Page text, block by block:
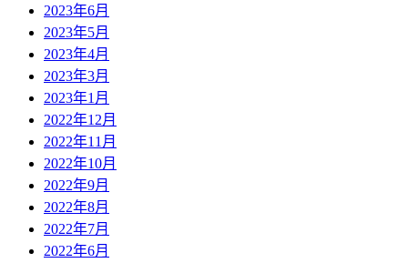
2023年6月
2023年5月
2023年4月
2023年3月
2023年1月
2022年12月
2022年11月
2022年10月
2022年9月
2022年8月
2022年7月
2022年6月